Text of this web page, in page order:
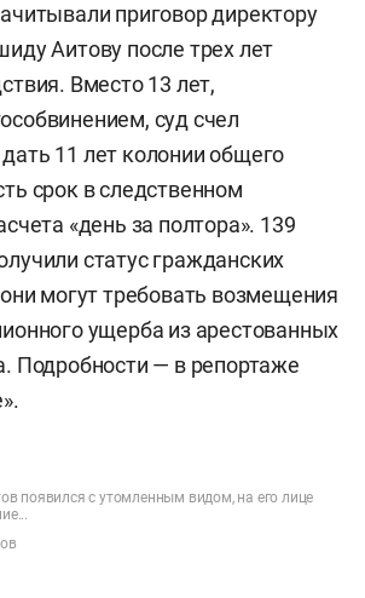
приговор директору
Аитову после трех лет
Вместо 13 лет,
суд счел
11 лет колонии общего
срок в следственном
«день за полтора». 139
статус гражданских
могут требовать возмещения
ущерба из арестованных
Подробности — в репортаже
появился с утомленным видом, на его лице